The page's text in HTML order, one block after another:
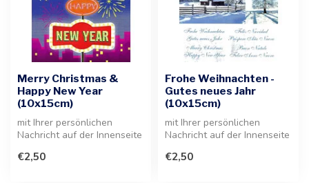
Merry Christmas &
Happy New Year
(10x15cm)
mit Ihrer persönlichen
Nachricht auf der Innenseite
hochwertige...
€2,50
Frohe Weihnachten -
Gutes neues Jahr
(10x15cm)
mit Ihrer persönlichen
Nachricht auf der Innenseite
€2,50